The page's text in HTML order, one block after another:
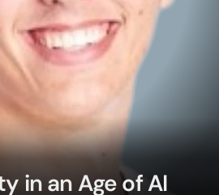
in an Age of AI